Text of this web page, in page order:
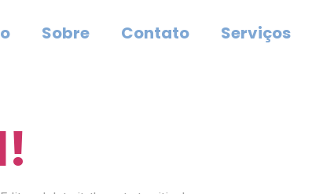
Sobre Contato Serviços